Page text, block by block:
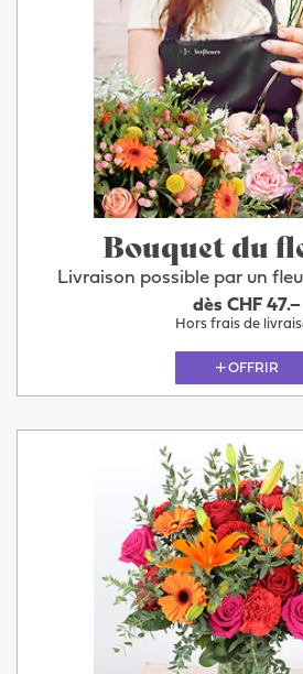
Bouquet du
Livraison possible par un
dès CHF 47.–
Hors frais de
OFFRIR